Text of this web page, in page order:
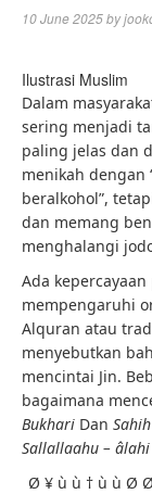
10 June 2025by
Ilustrasi Muslim
Dalam
sering menjadi
paling jelas dan
menikah dengan
beralkohol”,
dan memang
menghalangi
Ada
mempengaruhi
Alquran atau
menyebutkan
mencintai Jin.
bagaimana
Bukhari Dan
Sallallaahu –
Ø ¥ ù ù † ù ù Ø